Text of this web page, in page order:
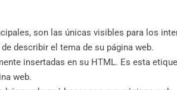
son las únicas visibles para los
describir el tema de su página web.
insertadas en su HTML. Es esta
web.